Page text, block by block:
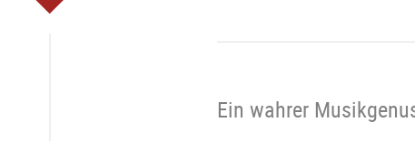
Ein wahrer